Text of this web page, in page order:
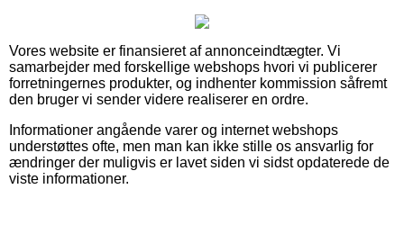
Vores website er finansieret af annonceindtægter. Vi
samarbejder med forskellige webshops hvori vi publicerer
forretningernes produkter, og indhenter kommission såfremt
den bruger vi sender videre realiserer en ordre.
Informationer angående varer og internet webshops
understøttes ofte, men man kan ikke stille os ansvarlig for
ændringer der muligvis er lavet siden vi sidst opdaterede de
viste informationer.